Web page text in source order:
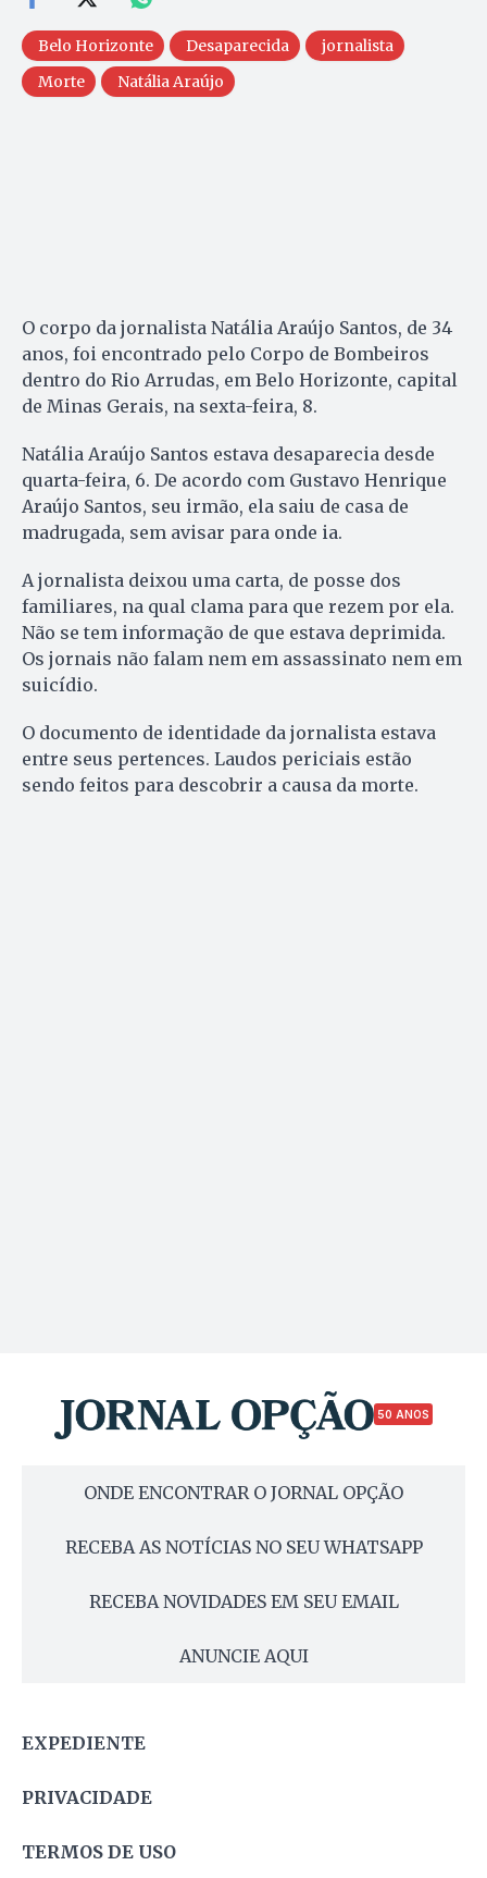
Belo Horizonte Desaparecida
jornalista
Morte
Natália Araújo
O corpo da jornalista Natália Araújo Santos, de 34
anos, foi encontrado pelo Corpo de Bombeiros
dentro do Rio Arrudas, em Belo Horizonte, capital
de Minas Gerais, na sexta-feira, 8.
Natália Araújo Santos estava desaparecia desde
quarta-feira, 6. De acordo com Gustavo Henrique
Araújo Santos, seu irmão, ela saiu de casa de
madrugada, sem avisar para onde ia.
A jornalista deixou uma carta, de posse dos
familiares, na qual clama para que rezem por ela.
Não se tem informação de que estava deprimida.
Os jornais não falam nem em assassinato nem em
suicídio.
O documento de identidade da jornalista estava
entre seus pertences. Laudos periciais estão
sendo feitos para descobrir a causa da morte.
50 ANOS
ONDE ENCONTRAR O JORNAL OPÇÃO
RECEBA AS NOTÍCIAS NO SEU WHATSAPP
RECEBA NOVIDADES EM SEU EMAIL
ANUNCIE AQUI
EXPEDIENTE
PRIVACIDADE
TERMOS DE USO